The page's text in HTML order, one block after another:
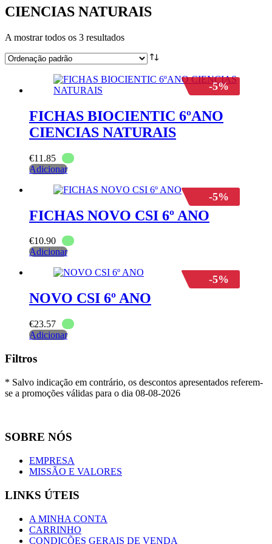
CIENCIAS NATURAIS
A mostrar todos os 3 resultados
-5%
FICHAS BIOCIENTIC 6ºANO
CIENCIAS NATURAIS
€11.85
Adicionar
-5%
FICHAS NOVO CSI 6º ANO
€10.90
Adicionar
-5%
NOVO CSI 6º ANO
€23.57
Adicionar
Filtros
* Salvo indicação em contrário, os descontos apresentados referem-
se a promoções válidas para o dia 08-08-2026
SOBRE NÓS
EMPRESA
MISSÃO E VALORES
LINKS ÚTEIS
A MINHA CONTA
CARRINHO
CONDIÇÕES GERAIS DE VENDA